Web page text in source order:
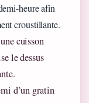
heure afin
croustillante.
cuisson
le dessus
d’un gratin